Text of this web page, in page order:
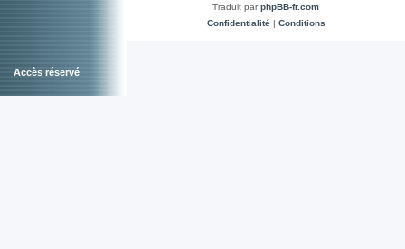
Accès réservé
Traduit parphpBB-fr.com
Confidentialité| Conditions